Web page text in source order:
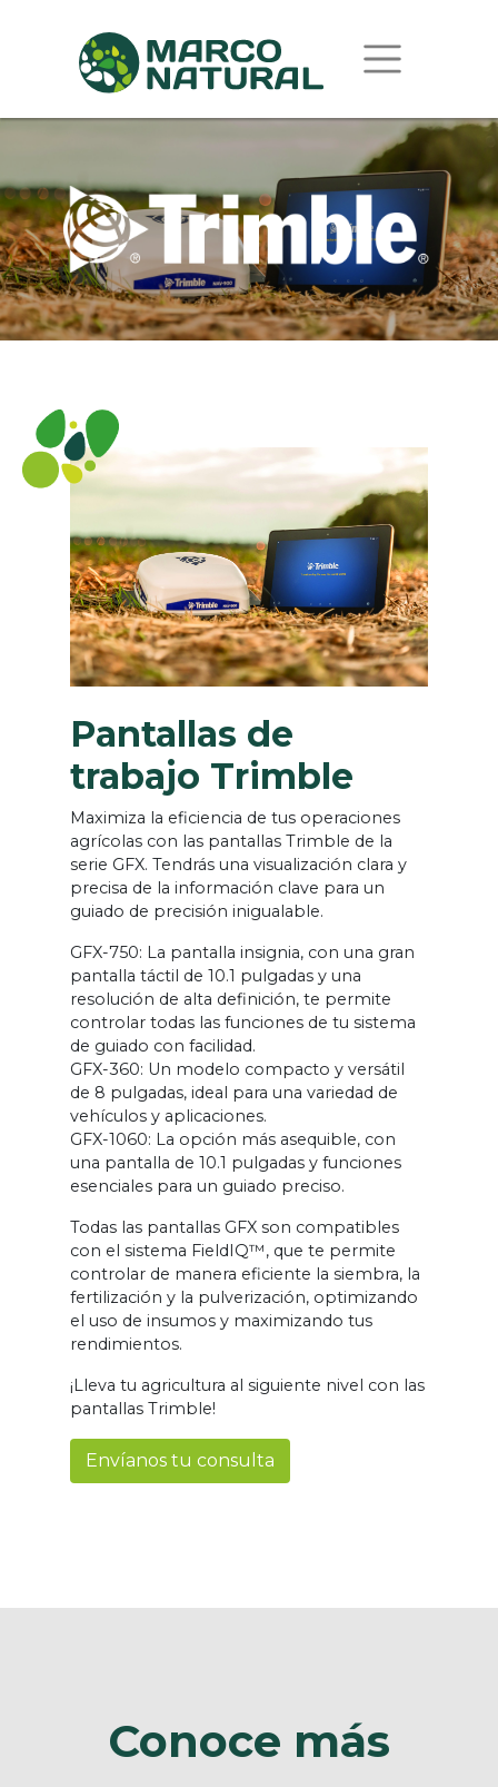
Pantallas de
trabajo Trimble
Maximiza la eficiencia de tus operaciones
agrícolas con las pantallas Trimble de la
serie GFX. Tendrás una visualización clara y
precisa de la información clave para un
guiado de precisión inigualable.
GFX-750: La pantalla insignia, con una gran
pantalla táctil de 10.1 pulgadas y una
resolución de alta definición, te permite
controlar todas las funciones de tu sistema
de guiado con facilidad.
GFX-360: Un modelo compacto y versátil
de 8 pulgadas, ideal para una variedad de
vehículos y aplicaciones.
GFX-1060: La opción más asequible, con
una pantalla de 10.1 pulgadas y funciones
esenciales para un guiado preciso.
Todas las pantallas GFX son compatibles
con el sistema FieldIQ™, que te permite
controlar de manera eficiente la siembra, la
fertilización y la pulverización, optimizando
el uso de insumos y maximizando tus
rendimientos.
¡Lleva tu agricultura al siguiente nivel con las
pantallas Trimble!
Envíanos tu consulta
Conoce más